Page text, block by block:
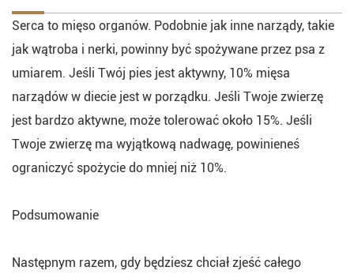
Serca to mięso organów. Podobnie jak inne narządy, takie
jak wątroba i nerki, powinny być spożywane przez psa z
umiarem. Jeśli Twój pies jest aktywny, 10% mięsa
narządów w diecie jest w porządku. Jeśli Twoje zwierzę
jest bardzo aktywne, może tolerować około 15%. Jeśli
Twoje zwierzę ma wyjątkową nadwagę, powinieneś
ograniczyć spożycie do mniej niż 10%.
Podsumowanie
Następnym razem, gdy będziesz chciał zjeść całego